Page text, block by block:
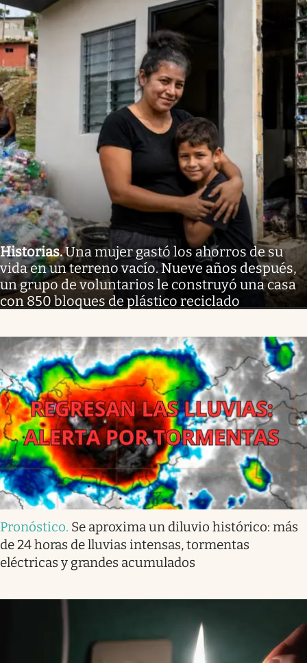
Historias.Una mujer gastó los ahorros de su
vida en un terreno vacío. Nueve años después,
un grupo de voluntarios le construyó una casa
con 850 bloques de plástico reciclado
Pronóstico. Se aproxima un diluvio histórico: más
de 24 horas de lluvias intensas, tormentas
eléctricas y grandes acumulados